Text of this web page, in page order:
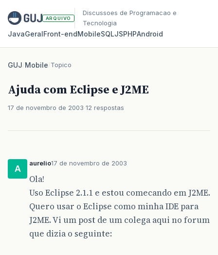
ARQUIVO
Discussoes de Programacao e
Tecnologia
JavaGeralFront‑endMobileSQLJSPHPAndroid
GUJ/Mobile/Topico
Ajuda com Eclipse e J2ME
17 de novembro de 2003 12 respostas
A
aurelio17 de novembro de 2003
Ola!
Uso Eclipse 2.1.1 e estou comecando em J2ME.
Quero usar o Eclipse como minha IDE para
J2ME. Vi um post de um colega aqui no forum
que dizia o seguinte: